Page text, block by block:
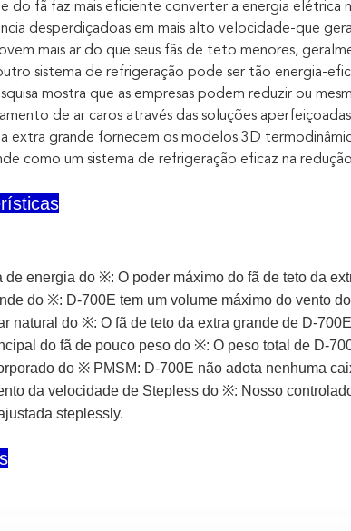
do fã faz mais eficiente converter a energia elétrica
desperdiçadoas em mais alto velocidade-que
mais ar do que seus fãs de teto menores,
sistema de refrigeração pode ser tão energia-
mostra que as empresas podem reduzir ou
de ar caros através das soluções
extra grande fornecem os modelos 3D
como um sistema de refrigeração eficaz na
de energia do ※: O poder máximo do fã de teto da
do ※: D-700E tem um volume máximo do vento
natural do ※: O fã de teto da extra grande de D-
do fã de pouco peso do ※: O peso total de D-
do ※ PMSM: D-700E não adota nenhuma
da velocidade de Stepless do ※: Nosso
steplessly.